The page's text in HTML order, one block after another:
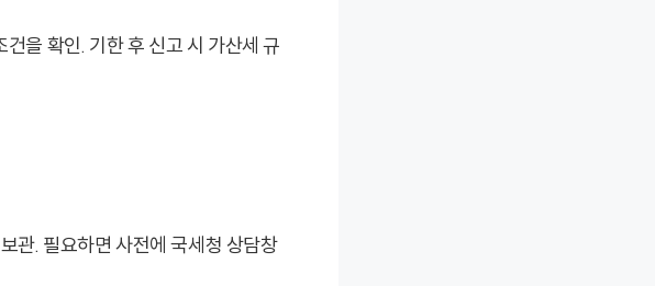
을 확인. 기한 후 신고 시 가산세 규
관. 필요하면 사전에 국세청 상담창